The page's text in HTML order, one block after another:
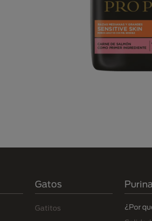
Gatos
Gatitos
¿Por